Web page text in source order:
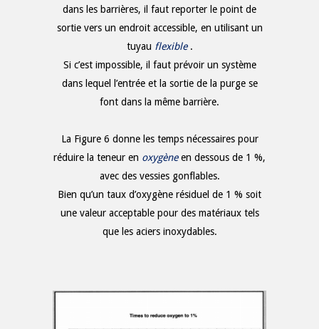
dans les barrières, il faut reporter le point de
sortie vers un endroit accessible, en utilisant un
tuyau flexible .
Si c’est impossible, il faut prévoir un système
dans lequel l’entrée et la sortie de la purge se
font dans la même barrière.
La Figure 6 donne les temps nécessaires pour
réduire la teneur en oxygène en dessous de 1 %,
avec des vessies gonflables.
Bien qu’un taux d’oxygène résiduel de 1 % soit
une valeur acceptable pour des matériaux tels
que les aciers inoxydables.